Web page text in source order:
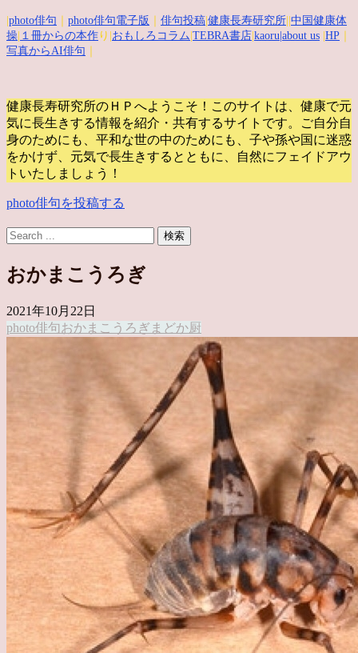
photo俳句 photo俳句電子版 俳句投稿 健康長寿研究所 中国健康体
操 １冊からの本作 り| おもしろコラム TEBRA書店 kaoru |about us HP
写真からAI俳句
健康長寿研究所のＨＰへようこそ！このサイトは、健康で元
気に長生きする情報を紹介・共有するサイトです。
ご自分自
身のためにも、平和な世の中のためにも、子や孫や国に迷惑
をかけず、元気で長生きするとともに、自然にフェイドアウ
トいたしましょう！
photo俳句を投稿する
おかまこうろぎ
2021年10月22日
photo俳句おかまこうろぎ まどか厨